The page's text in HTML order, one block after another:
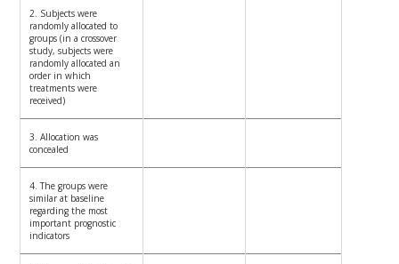
2. Subjects were
randomly allocated to
groups (in a crossover
study, subjects were
randomly allocated an
order in which
treatments were
received)
3. Allocation was
concealed
4. The groups were
similar at baseline
regarding the most
important prognostic
indicators